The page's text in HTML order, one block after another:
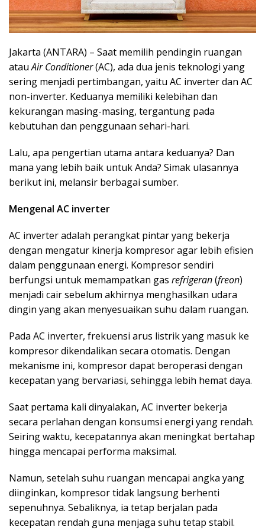
Jakarta (ANTARA) – Saat memilih pendingin ruangan
atauAir Conditioner(AC), ada dua jenis teknologi yang
sering menjadi pertimbangan, yaitu AC inverter dan AC
non-inverter. Keduanya memiliki kelebihan dan
kekurangan masing-masing, tergantung pada
kebutuhan dan penggunaan sehari-hari.
Lalu, apa pengertian utama antara keduanya? Dan
mana yang lebih baik untuk Anda? Simak ulasannya
berikut ini, melansir berbagai sumber.
Mengenal AC inverter
AC inverter adalah perangkat pintar yang bekerja
dengan mengatur kinerja kompresor agar lebih efisien
dalam penggunaan energi. Kompresor sendiri
berfungsi untuk memampatkan gas refrigeran(freon)
menjadi cair sebelum akhirnya menghasilkan udara
dingin yang akan menyesuaikan suhu dalam ruangan.
Pada AC inverter, frekuensi arus listrik yang masuk ke
kompresor dikendalikan secara otomatis. Dengan
mekanisme ini, kompresor dapat beroperasi dengan
kecepatan yang bervariasi, sehingga lebih hemat daya.
Saat pertama kali dinyalakan, AC inverter bekerja
secara perlahan dengan konsumsi energi yang rendah.
Seiring waktu, kecepatannya akan meningkat bertahap
hingga mencapai performa maksimal.
Namun, setelah suhu ruangan mencapai angka yang
diinginkan, kompresor tidak langsung berhenti
sepenuhnya. Sebaliknya, ia tetap berjalan pada
kecepatan rendah guna menjaga suhu tetap stabil.